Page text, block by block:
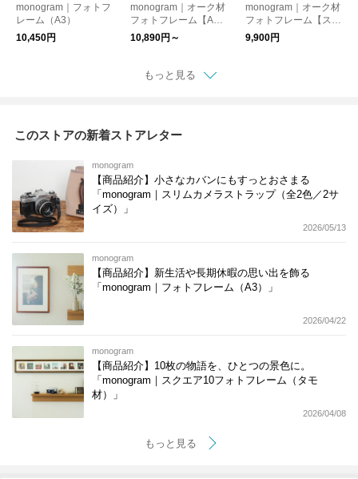
monogram｜フォトフ
レーム（A3）
10,450円
monogram｜オーク材
フォトフレーム【A
3】【A4】
10,890円～
monogram｜オーク材
フォトフレーム【スク
エア6P】
9,900円
もっと見る
このストアの新着ストアレター
monogram
【商品紹介】小さなカバンにもすっとおさまる
「monogram｜スリムカメラストラップ（全2色／2サ
イズ）」
2026/05/13
monogram
【商品紹介】新生活や長期休暇の思い出を飾る
「monogram｜フォトフレーム（A3）」
2026/04/22
monogram
【商品紹介】10枚の物語を、ひとつの景色に。
「monogram｜スクエア10フォトフレーム（タモ
材）」
2026/04/08
もっと見る